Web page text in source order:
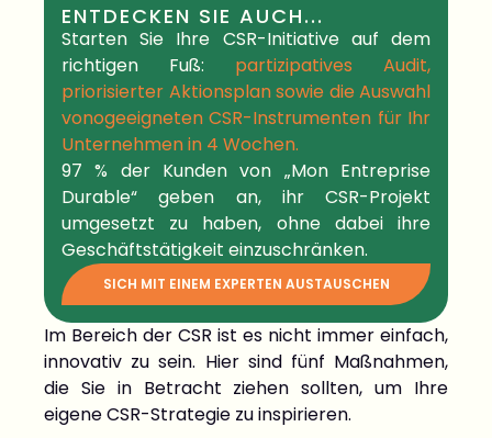
ENTDECKEN SIE AUCH...
Starten Sie Ihre CSR-Initiative auf dem
richtigen Fuß: partizipatives Audit,
priorisierter Aktionsplansowie die Auswahl
vonogeeigneten CSR-Instrumenten für Ihr
Unternehmen in 4 Wochen.
97 % der Kunden von „Mon Entreprise
Durable“ geben an, ihr CSR-Projekt
umgesetzt zu haben, ohne dabei ihre
Geschäftstätigkeit einzuschränken.
SICH MIT EINEM EXPERTEN AUSTAUSCHEN
Im Bereich der CSR ist es nicht immer einfach,
innovativ zu sein. Hier sind fünf Maßnahmen,
die Sie in Betracht ziehen sollten, um Ihre
eigene CSR-Strategie zu inspirieren.